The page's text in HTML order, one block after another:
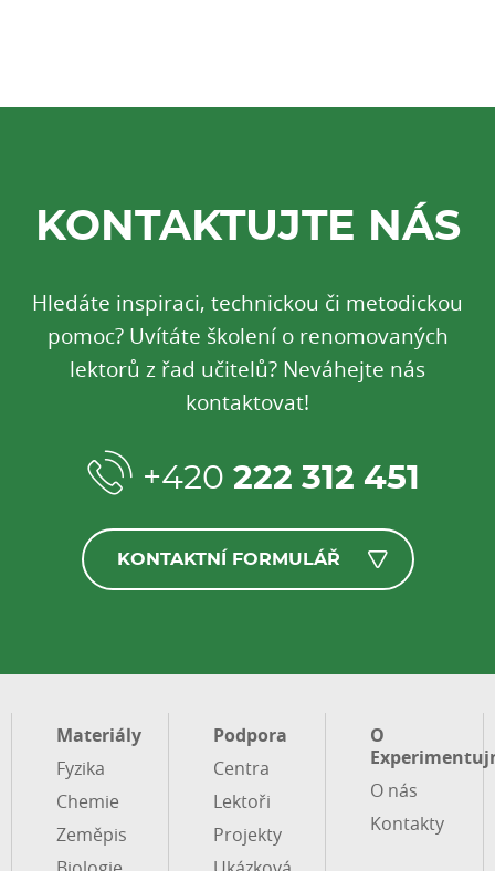
KONTAKTUJTE NÁS
Hledáte inspiraci, technickou či metodickou
pomoc? Uvítáte školení o renomovaných
lektorů z řad učitelů? Neváhejte nás
kontaktovat!
+420 222 312 451
KONTAKTNÍ FORMULÁŘ
Materiály
Fyzika
Chemie
Zeměpis
Podpora
Centra
Lektoři
Projekty
O
O nás
Kontakty